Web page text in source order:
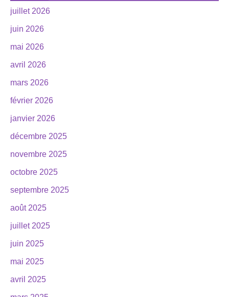
juillet 2026
juin 2026
mai 2026
avril 2026
mars 2026
février 2026
janvier 2026
décembre 2025
novembre 2025
octobre 2025
septembre 2025
août 2025
juillet 2025
juin 2025
mai 2025
avril 2025